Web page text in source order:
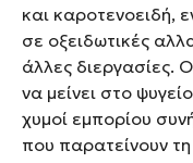
και καροτενοειδή,
σε οξειδωτικές
άλλες διεργασίες.
να μείνει στο
χυμοί εμπορίου
που παρατείνουν